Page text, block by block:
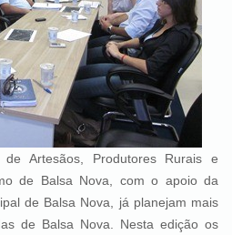
Produtores Rurais e
de Balsa Nova, com o apoio da
de Balsa Nova, já planejam mais
de Balsa Nova. Nesta edição os